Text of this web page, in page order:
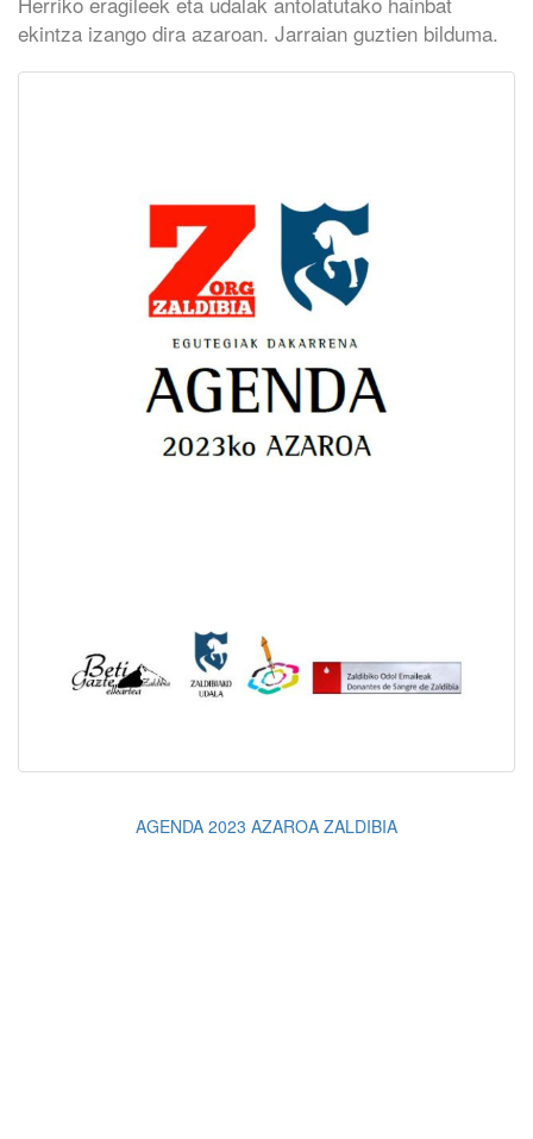
ekintza izango dira azaroan. Jarraian guztien bilduma.
AGENDA 2023 AZAROA ZALDIBIA